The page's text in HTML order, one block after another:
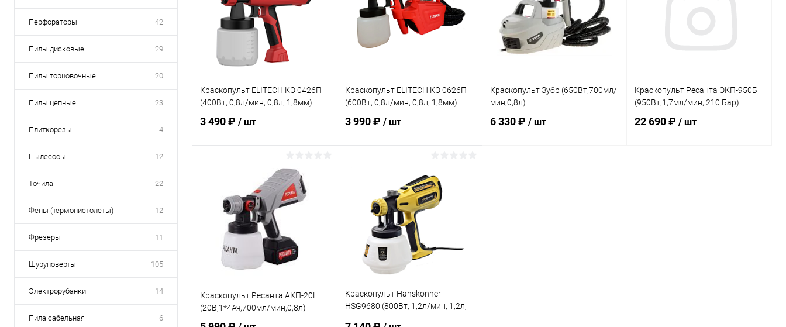
Перфораторы 42
Пилы дисковые 29
Пилы торцовочные 20
Пилы цепные 23
Плиткорезы 4
Пылесосы 12
Точила 22
Фены (термопистолеты) 12
Фрезеры 11
Шуруповерты 105
Электрорубанки 14
Пила сабельная 6
В избранное В избранное В наличии В избранное В наличии
Краскопульт ELITECH КЭ 0426П
(400Вт, 0,8л/мин, 0,8л, 1,8мм)
3 490 ₽ / шт
В корзину
Купить в 1 клик Сравнение
В избранное
Краскопульт ELITECH КЭ 0626П
(600Вт, 0,8л/мин, 0,8л, 1,8мм)
3 990 ₽ / шт
Купить в 1 клик Сравнение
В избранное
Краскопульт Зубр (650Вт,700мл/
мин,0,8л)
6 330 ₽ / шт
Краскопульт Ресанта ЭКП-950Б
(950Вт,1,7мл/мин, 210 Бар)
22 690 ₽/ шт
Краскопульт Ресанта АКП-20Li
(20В,1*4Ач,700мл/мин,0,8л)
Краскопульт Hanskonner
HSG9680 (800Вт, 1,2л/мин, 1,2л,